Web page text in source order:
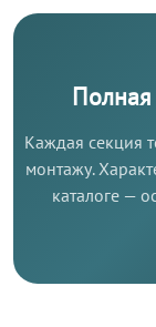
Полная
Каждая секция
монтажу.
каталоге —